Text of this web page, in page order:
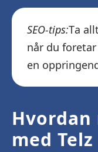
SEO-tips:Ta
når du
en
med